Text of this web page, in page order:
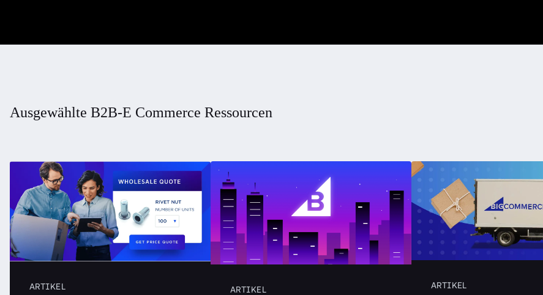
Ausgewählte B2B-E Commerce Ressourcen
ARTIKEL ARTIKEL ARTIKEL